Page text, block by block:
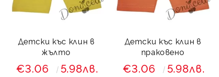
Детски къс клин в
жълто
€3.06 5.98лв.
Детски къс клин в
праковено
€3.06 5.98лв.